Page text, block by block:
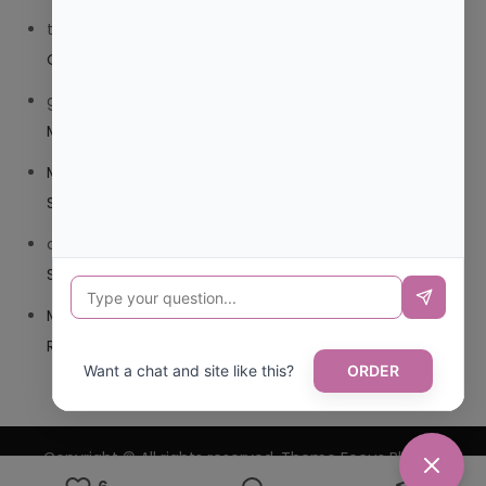
trolls_pipis
O TRIBEDOCE DX?
giovannaservin220
MUNICIPIO?
Mariana Pozo
SANITARIA CANARIA?
carmenharacil
SANITARIA CANARIA?
Mariana Pozoen¿CUAL ES CODIGO POSTAL DE
REPUBLICA DOMINICANA?
Copyright © All rights reserved. Theme Focus Blog by
Want a chat and site like this? ORDER